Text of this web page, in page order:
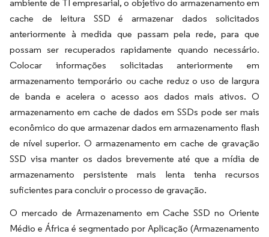
ambiente de TI empresarial, o objetivo do armazenamento em
cache de leitura SSD é armazenar dados solicitados
anteriormente à medida que passam pela rede, para que
possam ser recuperados rapidamente quando necessário.
Colocar informações solicitadas anteriormente em
armazenamento temporário ou cache reduz o uso de largura
de banda e acelera o acesso aos dados mais ativos. O
armazenamento em cache de dados em SSDs pode ser mais
econômico do que armazenar dados em armazenamento flash
de nível superior. O armazenamento em cache de gravação
SSD visa manter os dados brevemente até que a mídia de
armazenamento persistente mais lenta tenha recursos
suficientes para concluir o processo de gravação.
O mercado de Armazenamento em Cache SSD no Oriente
Médio e África é segmentado por Aplicação (Armazenamento